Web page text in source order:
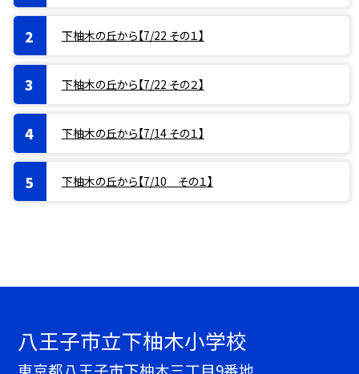
下柚木の丘から【7/22 その１】
下柚木の丘から【7/22 その２】
下柚木の丘から【7/14 その１】
下柚木の丘から【7/10 その１】
八王子市立下柚木小学校